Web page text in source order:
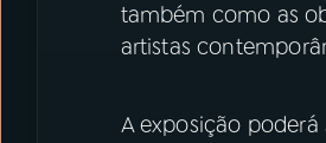
também como as
artistas
A exposição